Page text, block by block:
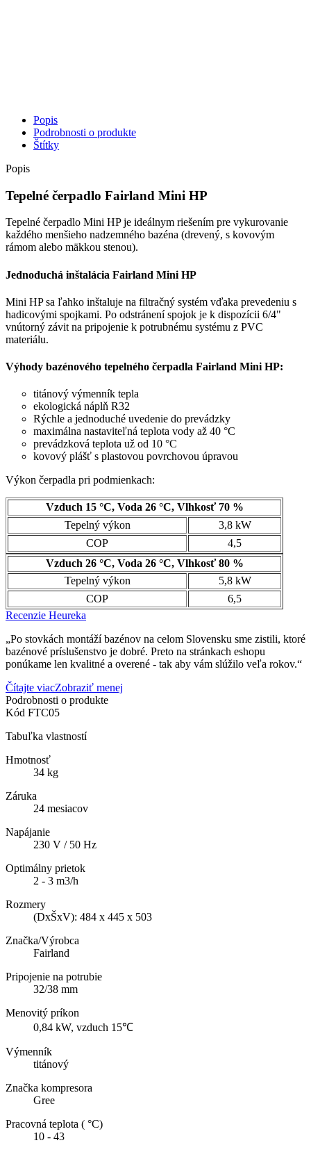
Popis
Podrobnosti o produkte
Štítky
Popis
Tepelné čerpadlo Fairland Mini HP
Tepelné čerpadlo Mini HP je ideálnym riešením pre vykurovanie
každého menšieho nadzemného bazéna (drevený, s kovovým
rámom alebo mäkkou stenou).
Jednoduchá inštalácia Fairland Mini HP
Mini HP sa ľahko inštaluje na filtračný systém vďaka prevedeniu s
hadicovými spojkami. Po odstránení spojok je k dispozícii 6/4"
vnútorný závit na pripojenie k potrubnému systému z PVC
materiálu.
Výhody bazénového tepelného čerpadla Fairland Mini HP:
titánový výmenník tepla
ekologická náplň R32
Rýchle a jednoduché uvedenie do prevádzky
maximálna nastaviteľná teplota vody až 40 °C
prevádzková teplota už od 10 °C
kovový plášť s plastovou povrchovou úpravou
Výkon čerpadla pri podmienkach:
Vzduch 15 °C, Voda 26 °C, Vlhkosť 70 %
Tepelný výkon
3,8 kW
COP
4,5
Vzduch 26 °C, Voda 26 °C, Vlhkosť 80 %
Tepelný výkon
5,8 kW
COP
6,5
Recenzie Heureka
„Po stovkách montáží bazénov na celom Slovensku sme zistili, ktoré
bazénové príslušenstvo je dobré. Preto na stránkach eshopu
ponúkame len kvalitné a overené - tak aby vám slúžilo veľa rokov.“
Čítajte viacZobraziť menej
Podrobnosti o produkte
Kód FTC05
Tabuľka vlastností
Hmotnosť
34 kg
Záruka
24 mesiacov
Napájanie
230 V / 50 Hz
Optimálny prietok
2 - 3 m3/h
Rozmery
(DxŠxV): 484 x 445 x 503
Značka/Výrobca
Fairland
Pripojenie na potrubie
32/38 mm
Menovitý príkon
0,84 kW, vzduch 15℃
Výmenník
titánový
Značka kompresora
Gree
Pracovná teplota ( °C)
10 - 43